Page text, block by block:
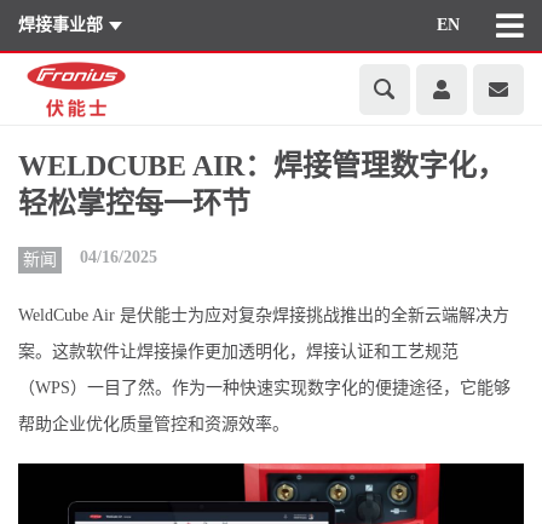
焊接事业部 EN
WELDCUBE AIR：焊接管理数字化，
轻松掌控每一环节
新闻 04/16/2025
WeldCube Air 是伏能士为应对复杂焊接挑战推出的全新云端解决方
案。这款软件让焊接操作更加透明化，焊接认证和工艺规范
（WPS）一目了然。作为一种快速实现数字化的便捷途径，它能够
帮助企业优化质量管控和资源效率。